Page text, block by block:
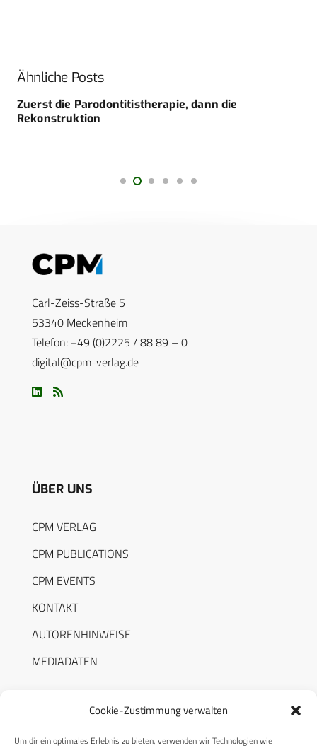
Cookie-Zustimmung verwalten
Um dir ein optimales Erlebnis zu bieten, verwenden wir Technologien wie
Ähnliche Posts
Zuerst die Parodontitistherapie, dann die
Rekonstruktion
Carl-Zeiss-Straße 5
53340 Meckenheim
Telefon: +49 (0)2225 / 88 89 – 0
digital@cpm-verlag.de
ÜBER UNS
CPM VERLAG
CPM PUBLICATIONS
CPM EVENTS
KONTAKT
AUTORENHINWEISE
MEDIADATEN